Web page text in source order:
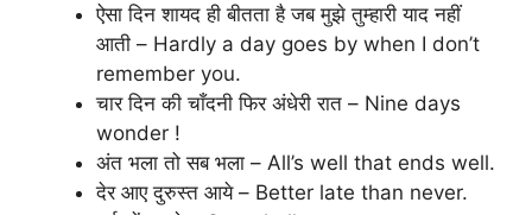
ऐसा दिन शायद ही बीतता है जब मुझे तुम्हारी याद नहीं
आती – Hardly a day goes by when I don’t
remember you.
चार दिन की चाँदनी फिर अंधेरी रात – Nine days
wonder !
अंत भला तो सब भला – All’s well that ends well.
देर आए दुरुस्त आये – Better late than never.